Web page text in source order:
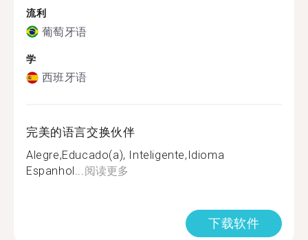
流利
葡萄牙语
学
西班牙语
完美的语言交换伙伴
Alegre,Educado(a), Inteligente,Idioma
Espanhol...阅读更多
下载软件